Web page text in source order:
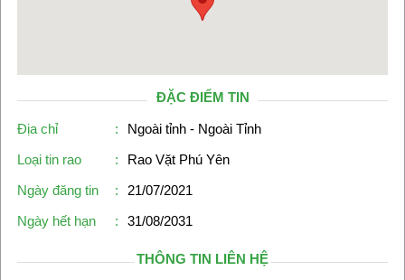
ĐẶC ĐIỂM TIN
Địa chỉ :
Ngoài tỉnh - Ngoài Tỉnh
Loại tin rao
:
Rao Vặt Phú Yên
Ngày đăng tin
:
21/07/2021
Ngày hết hạn
: 31/08/2031
THÔNG TIN LIÊN HỆ